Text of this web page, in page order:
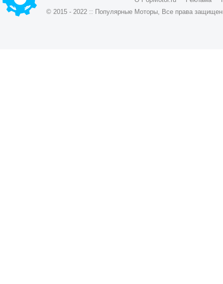
© 2015 - 2022 :: Популярные Моторы, Все права